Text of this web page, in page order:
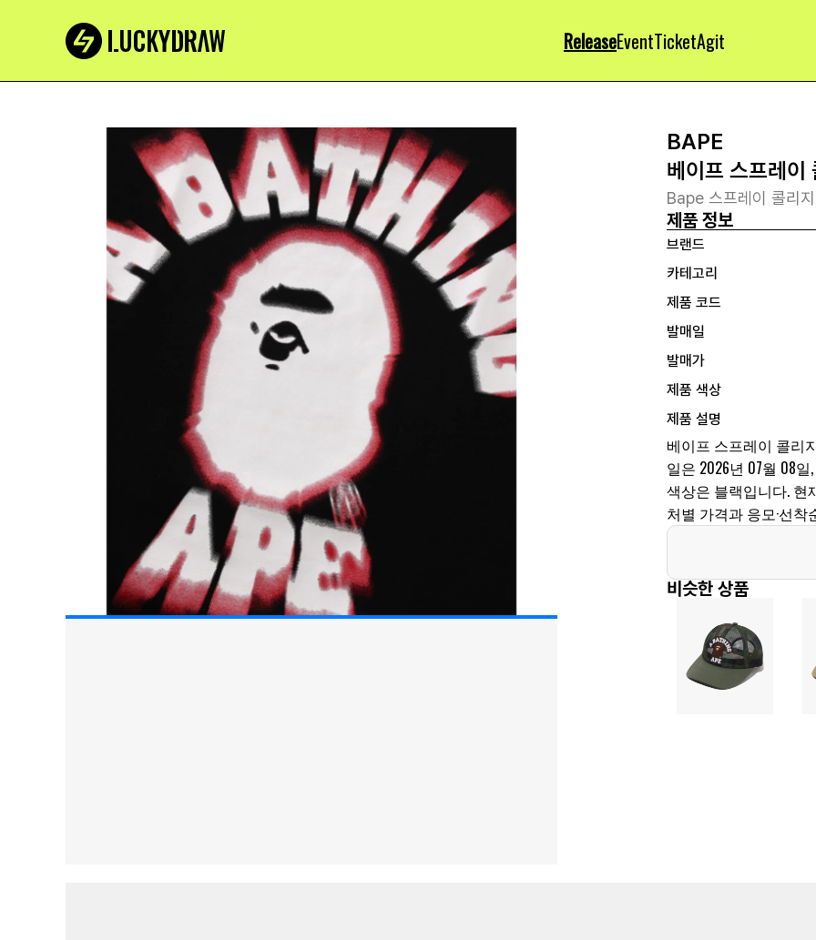
ReleaseEventTicketAgit
BAPE
베이프 스프레이
Bape 스프레이 콜리
제품 정보
브랜드
카테고리
제품 코드
발매일
발매가
제품 색상
제품 설명
베이프 스프레이 콜리
일은 2026년 07월 08일,
색상은 블랙입니다. 현
처별 가격과 응모·선
비슷한 상품